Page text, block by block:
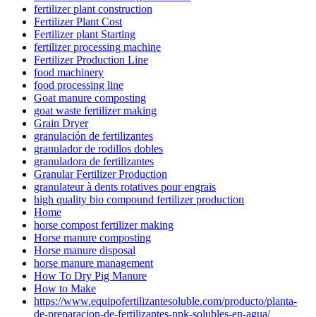
fertilizer plant construction
Fertilizer Plant Cost
Fertilizer plant Starting
fertilizer processing machine
Fertilizer Production Line
food machinery
food processing line
Goat manure composting
goat waste fertilizer making
Grain Dryer
granulación de fertilizantes
granulador de rodillos dobles
granuladora de fertilizantes
Granular Fertilizer Production
granulateur à dents rotatives pour engrais
high quality bio compound fertilizer production
Home
horse compost fertilizer making
Horse manure composting
Horse manure disposal
horse manure management
How To Dry Pig Manure
How to Make
https://www.equipofertilizantesoluble.com/producto/planta-
de-preparacion-de-fertilizantes-npk-solubles-en-agua/